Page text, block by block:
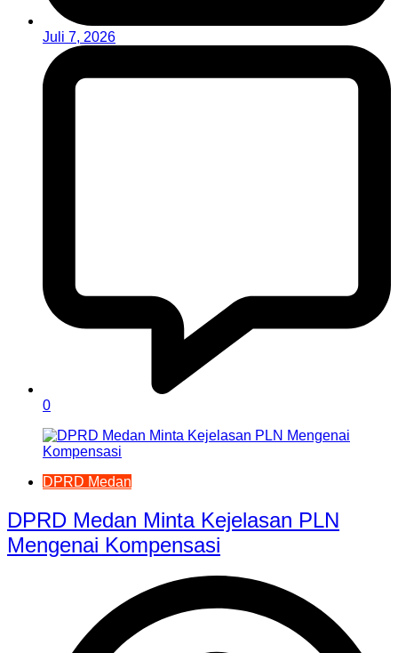
Juli 7, 2026
0
DPRD Medan
DPRD Medan Minta Kejelasan PLN
Mengenai Kompensasi